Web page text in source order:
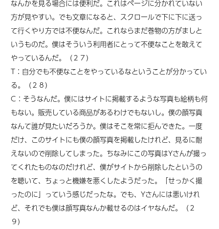
なんかを見る場合には便利だ。これはページに分かれていない
方が見やすい。でも文章になると、スクロールで下に下に送っ
て行くやり方では不便なんだ。これならまだ巻物の方がましと
いうものだ。僕はそういう利用者にとって不便なことを敢えて
やっているんだ。（２７）
T：自分でも不便なことをやっているなということが分かってい
る。（２８）
C：そうなんだ。僕にはサイトに掲載するような写真も絵柄も何
もない。販売している商品があるわけでもないし。僕の顔写真
なんて誰が見たいだろうか。僕はそこを常に拒んできた。一度
だけ、このサイトにも僕の顔写真を掲載したけれど、見るに耐
えないので削除してしまった。ちなみにこの写真はYさんが撮っ
てくれたものなのだけれど、僕がサイトから削除したというの
を聴いて、ちょっと機嫌を悪くしたようだった。「せっかく撮
ったのに」っていう感じだったな。でも、Yさんには悪いけれ
ど、それでも僕は顔写真なんか載せるのはイヤなんだ。（２
９）